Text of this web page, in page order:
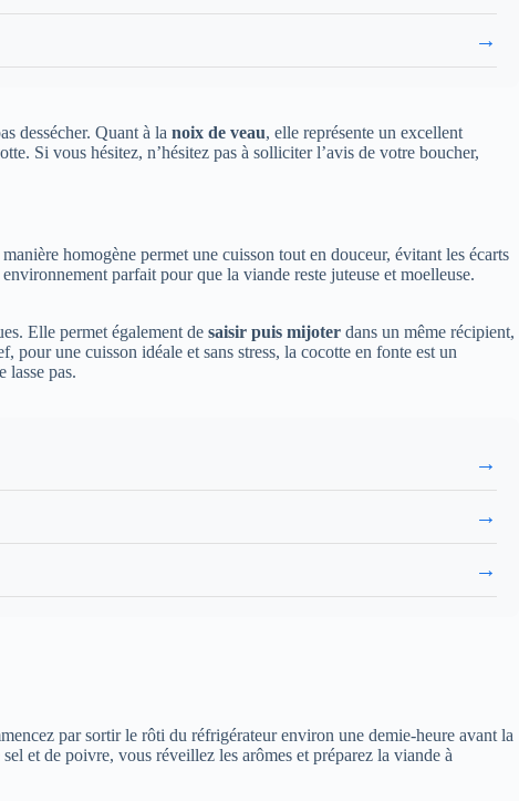
→
dessécher. Quant à la noix de veau, elle représente un excellent
Si vous hésitez, n’hésitez pas à solliciter l’avis de votre boucher,
homogène permet une cuisson tout en douceur, évitant les écarts
parfait pour que la viande reste juteuse et moelleuse.
Elle permet également de saisir puis mijoter dans un même récipient,
pour une cuisson idéale et sans stress, la cocotte en fonte est un
lasse pas.
→
→
→
par sortir le rôti du réfrigérateur environ une demie-heure avant la
et de poivre, vous réveillez les arômes et préparez la viande à